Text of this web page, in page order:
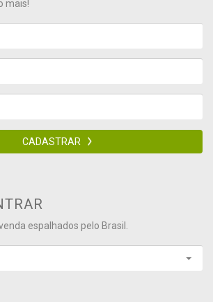
mais!
CADASTRAR
espalhados pelo Brasil.